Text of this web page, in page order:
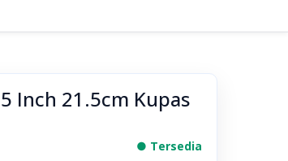
Inch 21.5cm Kupas
● Tersedia